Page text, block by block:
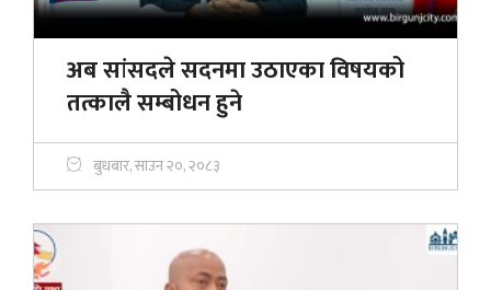
अब सांसदले सदनमा उठाएका विषयको
तत्कालै सम्बोधन हुने
बुधबार, साउन २०, २०८३